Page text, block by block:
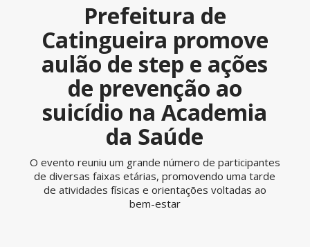
Prefeitura de
Catingueira promove
aulão de step e ações
de prevenção ao
suicídio na Academia
da Saúde
O evento reuniu um grande número de participantes
de diversas faixas etárias, promovendo uma tarde
de atividades físicas e orientações voltadas ao
bem-estar